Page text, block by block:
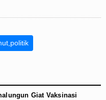
Giat Vaksinasi